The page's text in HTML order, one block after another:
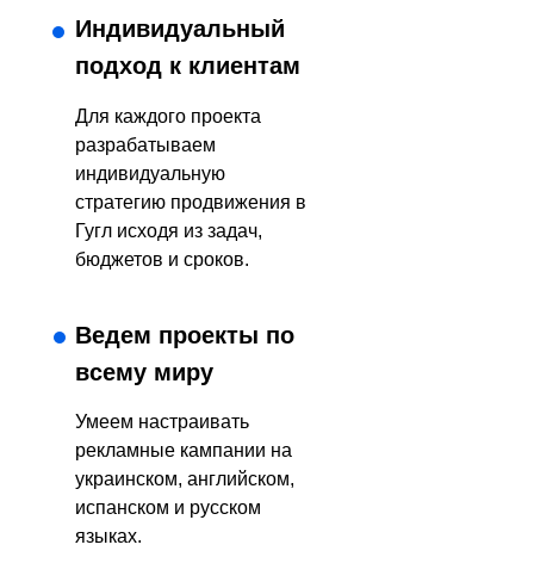
Ведем проекты по
всему миру
Индивидуальный
подход к клиентам
Умеем настраивать
рекламные кампании на
украинском, английском,
испанском и русском
языках.
Для каждого проекта
разрабатываем
индивидуальную
стратегию продвижения в
Гугл исходя из задач,
бюджетов и сроков.